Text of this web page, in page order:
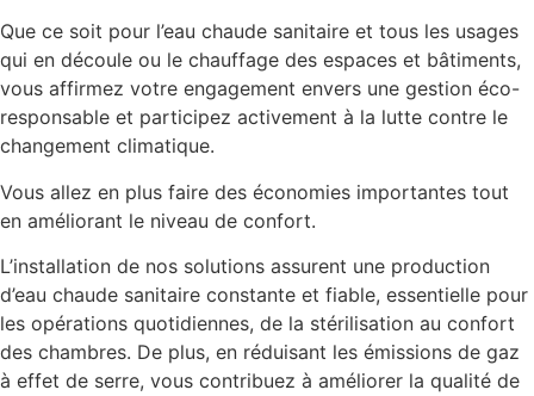
Que ce soit pour l’eau chaude sanitaire et tous les usages
qui en découle ou le chauffage des espaces et bâtiments,
vous affirmez votre engagement envers une gestion éco-
responsable et participez activement à la lutte contre le
changement climatique.
Vous allez en plus faire des économies importantes tout
en améliorant le niveau de confort.
L’installation de nos solutions assurent une production
d’eau chaude sanitaire constante et fiable, essentielle pour
les opérations quotidiennes, de la stérilisation au confort
des chambres. De plus, en réduisant les émissions de gaz
à effet de serre, vous contribuez à améliorer la qualité de